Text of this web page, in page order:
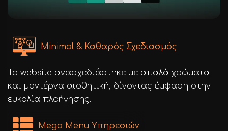
Minimal & Καθαρός Σχεδιασμός
Το website ανασχεδιάστηκε με απαλά χρώματα
και μοντέρνα αισθητική, δίνοντας έμφαση στην
ευκολία πλοήγησης.
Mega Menu Υπηρεσιών